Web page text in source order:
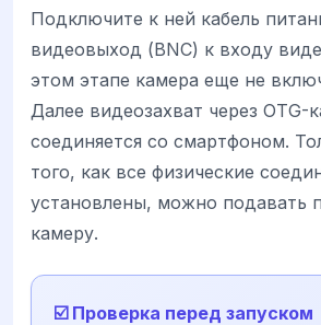
Подключите к ней кабель
видеовыход (BNC) к входу
этом этапе камера еще не
Далее видеозахват через OTG-
соединяется со смартфоном.
того, как все физические
установлены, можно подавать
камеру.
☑️ Проверка перед запуском